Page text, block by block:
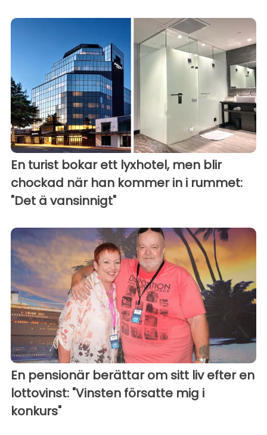
En turist bokar ett lyxhotel, men blir
chockad när han kommer in i rummet:
"Det ä vansinnigt"
En pensionär berättar om sitt liv efter en
lottovinst: "Vinsten försatte mig i
konkurs"